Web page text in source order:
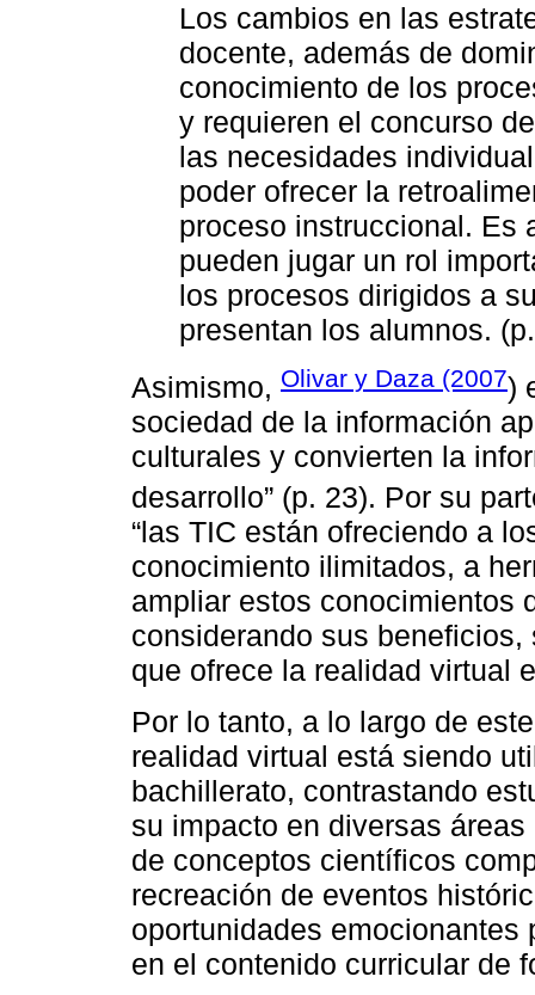
Los cambios en las
docente, además de
conocimiento de los
y requieren el concurso
las necesidades
poder ofrecer la
proceso instruccional. Es
pueden jugar un rol
los procesos dirigidos a
presentan los alumnos.
Asimismo, Olivar y Daza (2007)
sociedad de la información
culturales y convierten la
desarrollo” (p. 23). Por su
“las TIC están ofreciendo a
conocimiento ilimitados, a
ampliar estos conocimientos
considerando sus
que ofrece la realidad virtual
Por lo tanto, a lo largo de
realidad virtual está siendo
bachillerato, contrastando
su impacto en diversas
de conceptos científicos
recreación de eventos
oportunidades
en el contenido curricular de